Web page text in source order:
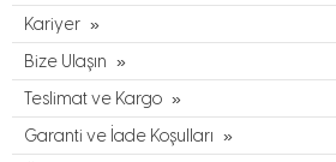
Kariyer
Bize Ulaşın
Teslimat ve Kargo
Garanti ve İade Koşulları